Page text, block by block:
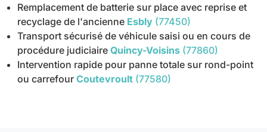
Remplacement de batterie sur place avec reprise et
recyclage de l'ancienne Esbly (77450)
Transport sécurisé de véhicule saisi ou en cours de
procédure judiciaire Quincy-Voisins (77860)
Intervention rapide pour panne totale sur rond-point
ou carrefour Coutevroult (77580)